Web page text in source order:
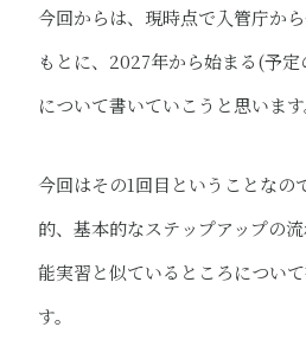
今回からは、現時点で入管庁か
もとに、2027年から始まる(予定
について書いていこうと思います
今回はその1回目ということなの
的、基本的なステップアップの
能実習と似ているところについ
す。